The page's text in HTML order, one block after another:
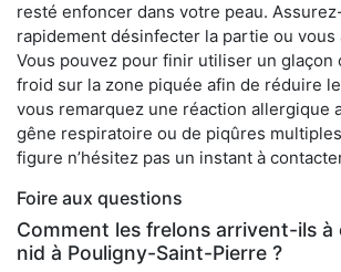
resté enfoncer dans votre peau.
rapidement désinfecter la partie ou vous
Vous pouvez pour finir utiliser un glaçon
froid sur la zone piquée afin de réduire
vous remarquez une réaction allergique
gêne respiratoire ou de piqûres
figure n’hésitez pas un instant à
Foire aux questions
Comment les frelons arrivent-ils à
nid à Pouligny-Saint-Pierre ?